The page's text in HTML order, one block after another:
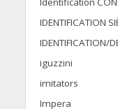
IDENTIFICATION
IDENTIFICATION/
iguzzini
imitators
Impera